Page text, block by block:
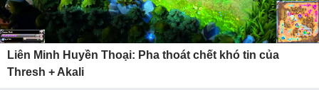
Liên Minh Huyền Thoại: Pha thoát chết khó tin của
Thresh + Akali